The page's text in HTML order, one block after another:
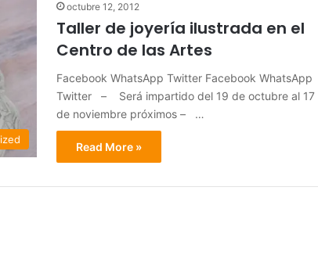
octubre 12, 2012
Taller de joyería ilustrada en el
Centro de las Artes
Facebook WhatsApp Twitter Facebook WhatsApp
Twitter – Será impartido del 19 de octubre al 17
de noviembre próximos – …
Read More »